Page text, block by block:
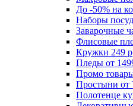
До -50% на
Наборы
Заварочные
Флисовые
Кружки 249
Пледы от
Промо
Простыни от
Полотенце